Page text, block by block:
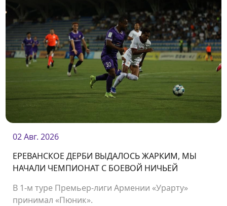
02 Авг. 2026
ЕРЕВАНСКОЕ ДЕРБИ ВЫДАЛОСЬ ЖАРКИМ, МЫ
НАЧАЛИ ЧЕМПИОНАТ С БОЕВОЙ НИЧЬЕЙ
В 1-м туре Премьер-лиги Армении «Урарту»
принимал «Пюник».